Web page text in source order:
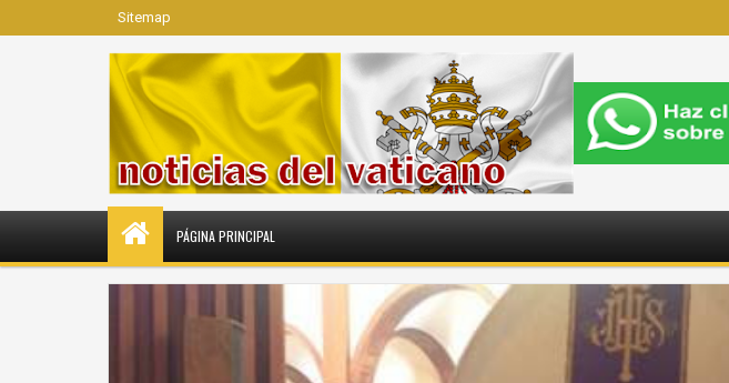
Sitemap
PÁGINA PRINCIPAL